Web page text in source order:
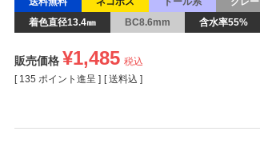
着色直径13.4㎜
BC8.6mm 含水率55%
販売価格 ¥1,485 税込
[ 135 ポイント進呈 ] 送料込